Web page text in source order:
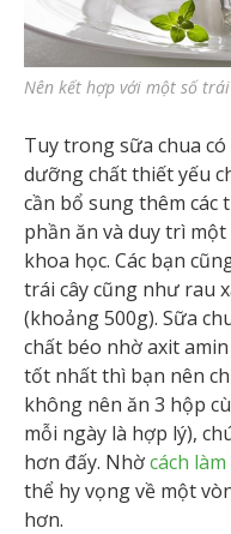
Nên kết hợp với một số
Tuy trong sữa chua
dưỡng chất thiết yếu
cần bổ sung thêm các
phần ăn và duy trì
khoa học. Các bạn
trái cây cũng như rau
(khoảng 500g). Sữa
chất béo nhờ axit
tốt nhất thì bạn nên
không nên ăn 3 hộp
mỗi ngày là hợp lý),
hơn đấy. Nhờcách
thể hy vọng về một
hơn.